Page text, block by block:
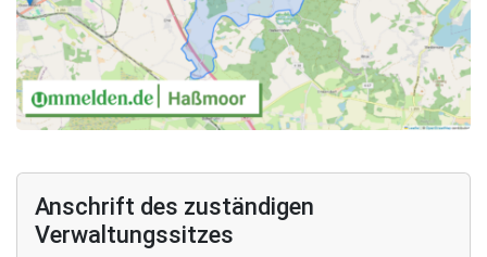
Anschrift des zuständigen
Verwaltungssitzes